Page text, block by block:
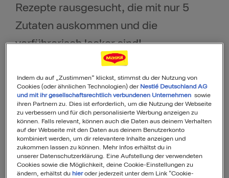
Rezepte rausgesucht, die mit nur 5
Zutaten auskommen und die
verführerisch lecker sind!
Veröffentlicht am: 05.01.2020
Indem du auf „Zustimmen“ klickst, stimmst du der Nutzung von
Cookies (oder ähnlichen Technologien) der Nestlé Deutschland AG
und mit ihr gesellschaftsrechtlich verbundenen Unternehmen sowie
ihren Partnern zu. Dies ist erforderlich, um die Nutzung der Webseite
zu verbessern und für dich personalisierte Werbung anzeigen zu
können. Falls relevant, können auch die Daten aus deinem Verhalten
auf der Webseite mit den Daten aus deinem Benutzerkonto
kombiniert werden, um dir relevantere Inhalte anzeigen und
zukommen lassen zu können. Mehr Infos erhältst du in
unserer Datenschutzerklärung. Eine Aufstellung der verwendeten
Cookies sowie die Möglichkeit, deine Cookie-Einstellungen zu
ändern, erhältst du hieroder jederzeit unter dem Link "Cookie-